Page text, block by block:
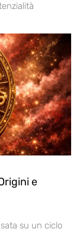
e
su un ciclo